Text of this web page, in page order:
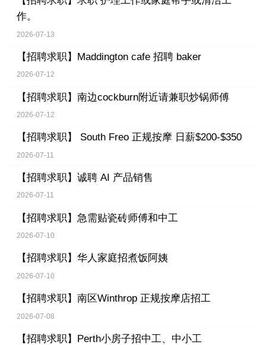
作。
2026-07-13
【招聘求职】 Maddington cafe 招聘 baker
2026-07-12
【招聘求职】 南边cockburn附近请兼职炒锅师傅
2026-07-12
【招聘求职】 South Freo 正规按摩 日薪$200-$350
2026-07-11
【招聘求职】 诚聘 AI 产品销售
2026-07-11
【招聘求职】 急需贴瓷砖师傅和中工
2026-07-10
【招聘求职】 华人家庭招煮饭阿姨
2026-07-10
【招聘求职】 南区Winthrop 正规按摩店招工
2026-07-08
【招聘求职】 Perth小房子招中工、中小工